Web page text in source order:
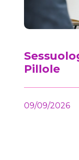
Pillole
09/09/2026